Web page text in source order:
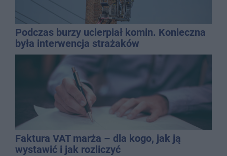
Podczas burzy ucierpiał komin. Konieczna
była interwencja strażaków
Faktura VAT marża – dla kogo, jak ją
wystawić i jak rozliczyć